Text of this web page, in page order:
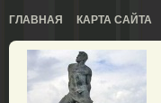
ГЛАВНАЯ КАРТА САЙТА